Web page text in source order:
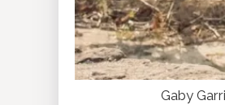
Gaby